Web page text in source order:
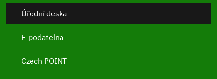
Úřední deska
E-podatelna
Czech POINT